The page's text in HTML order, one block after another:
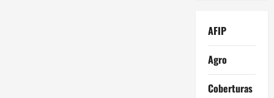
AFIP
Agro
Coberturas